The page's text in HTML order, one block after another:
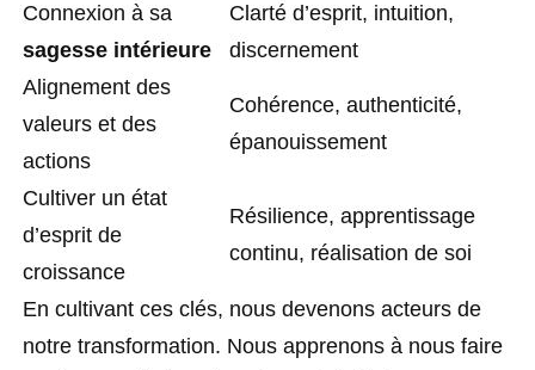
Connexion à sa
sagesse intérieure
Clarté d’esprit, intuition,
discernement
Alignement des
valeurs et des
actions
Cohérence, authenticité,
épanouissement
Cultiver un état
d’esprit de
croissance
Résilience, apprentissage
continu, réalisation de soi
En cultivant ces clés, nous devenons acteurs de
notre transformation. Nous apprenons à nous faire